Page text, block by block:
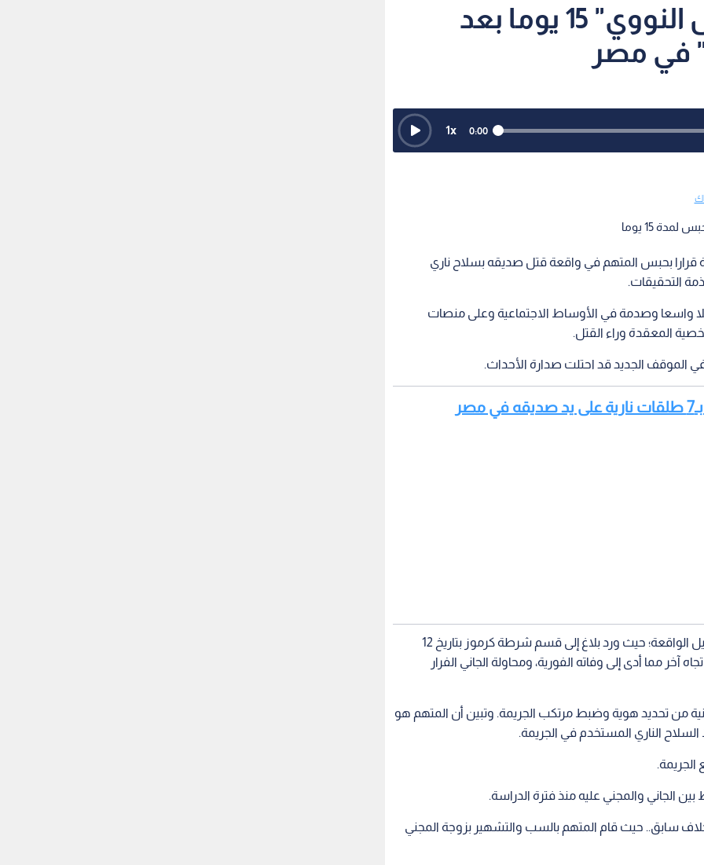
سجن "قاتل المهندس النووي" 15 يوما بعد
في مصر
0:00
1x
15 يوما
قرارا بحبس المتهم في واقعة قتل صديقه بسلاح ناري
التحقيقات.
واسعا وصدمة في الأوساط الاجتماعية وعلى منصات
المعقدة وراء القتل.
الجديد قد احتلت صدارة الأحداث.
وكانت وزارة الداخلية قد أعلنت في وقت سابق تفاصيل الواقعة؛ حيث ورد بلاغ إلى قسم شرطة كرموز بتاريخ 12
آخر مما أدى إلى وفاته الفورية، ومحاولة الجاني الفرار
من تحديد هوية وضبط مرتكب الجريمة. وتبين أن المتهم هو
الناري المستخدم في الجريمة.
الجاني والمجني عليه منذ فترة الدراسة.
سابق.. حيث قام المتهم بالسب والتشهير بزوجة المجني